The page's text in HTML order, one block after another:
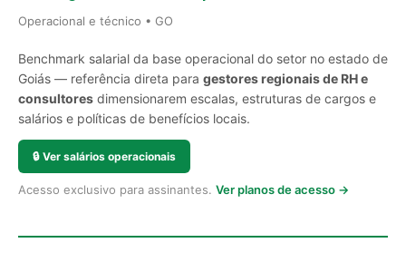
Operacional e técnico • GO
Benchmark salarial da base operacional do setor no estado de
Goiás — referência direta para gestores regionais de RH e
consultores dimensionarem escalas, estruturas de cargos e
salários e políticas de benefícios locais.
🔒 Ver salários operacionais
Acesso exclusivo para assinantes. Ver planos de acesso →